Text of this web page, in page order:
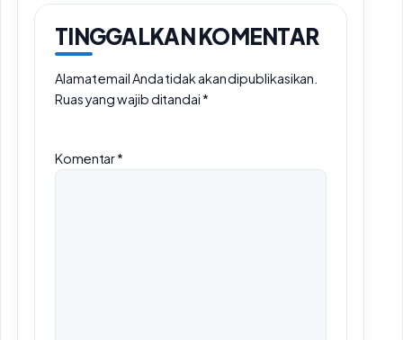
TINGGALKAN KOMENTAR
Alamat email Anda tidak akan dipublikasikan.
Ruas yang wajib ditandai*
Komentar*